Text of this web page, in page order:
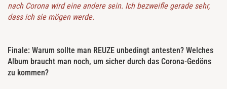
nach Corona wird eine andere sein. Ich bezweifle gerade sehr,
dass ich sie mögen werde.
Finale: Warum sollte man REUZE unbedingt antesten? Welches
Album braucht man noch, um sicher durch das Corona-Gedöns
zu kommen?